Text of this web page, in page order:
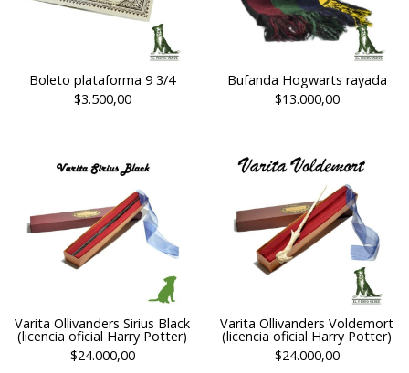
Boleto plataforma 9 3/4
$3.500,00
Bufanda Hogwarts rayada
$13.000,00
Varita Ollivanders Sirius Black
(licencia oficial Harry Potter)
$24.000,00
Varita Ollivanders Voldemort
(licencia oficial Harry Potter)
$24.000,00